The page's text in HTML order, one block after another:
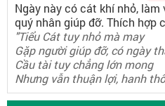
Ngày này có cát khí nhỏ,
quý nhân giúp đỡ. Thích hợp
"Tiểu Cát tuy nhỏ mà may
Gặp người giúp đỡ, có ngày
Cầu tài tuy chẳng lớn mong
Nhưng vẫn thuận lợi, hanh